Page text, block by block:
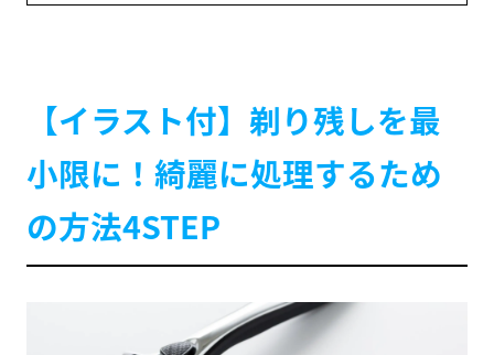
【イラスト付】剃り残しを最
小限に！綺麗に処理するため
の方法4STEP